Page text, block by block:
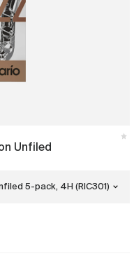
Unfiled
5-pack, 4H (RIC301)